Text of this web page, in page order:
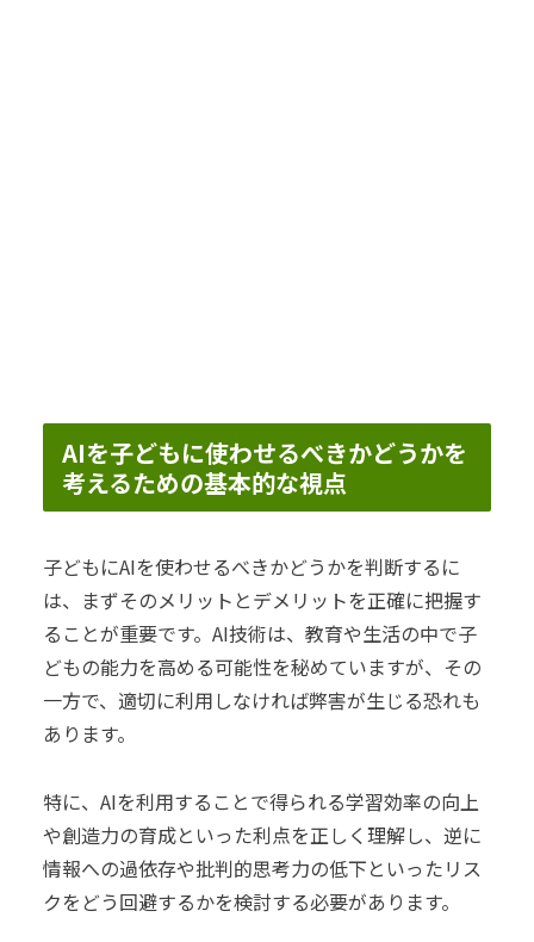
AIを子どもに使わせるべきかどうかを
考えるための基本的な視点
子どもにAIを使わせるべきかどうかを判断するに
は、まずそのメリットとデメリットを正確に把握す
ることが重要です。AI技術は、教育や生活の中で子
どもの能力を高める可能性を秘めていますが、その
一方で、適切に利用しなければ弊害が生じる恐れも
あります。
特に、AIを利用することで得られる学習効率の向上
や創造力の育成といった利点を正しく理解し、逆に
情報への過依存や批判的思考力の低下といったリス
クをどう回避するかを検討する必要があります。